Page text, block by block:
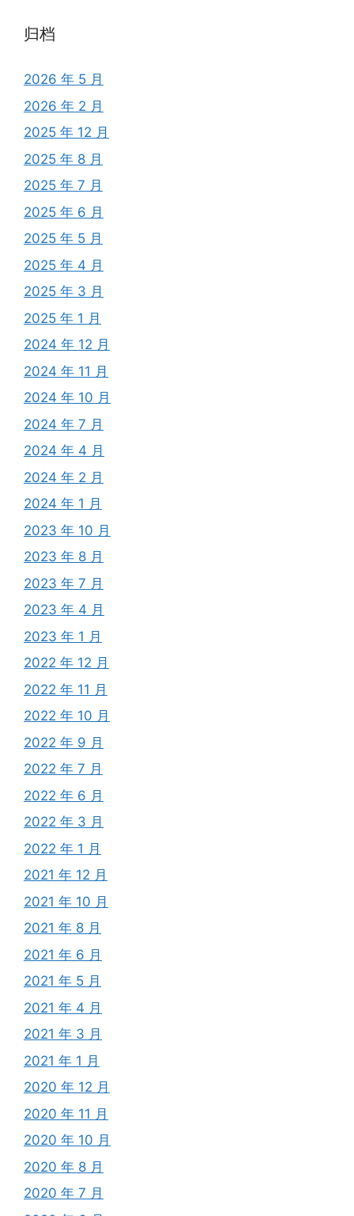
归档
2026 年 5 月
2026 年 2 月
2025 年 12 月
2025 年 8 月
2025 年 7 月
2025 年 6 月
2025 年 5 月
2025 年 4 月
2025 年 3 月
2025 年 1 月
2024 年 12 月
2024 年 11 月
2024 年 10 月
2024 年 7 月
2024 年 4 月
2024 年 2 月
2024 年 1 月
2023 年 10 月
2023 年 8 月
2023 年 7 月
2023 年 4 月
2023 年 1 月
2022 年 12 月
2022 年 11 月
2022 年 10 月
2022 年 9 月
2022 年 7 月
2022 年 6 月
2022 年 3 月
2022 年 1 月
2021 年 12 月
2021 年 10 月
2021 年 8 月
2021 年 6 月
2021 年 5 月
2021 年 4 月
2021 年 3 月
2021 年 1 月
2020 年 12 月
2020 年 11 月
2020 年 10 月
2020 年 8 月
2020 年 7 月